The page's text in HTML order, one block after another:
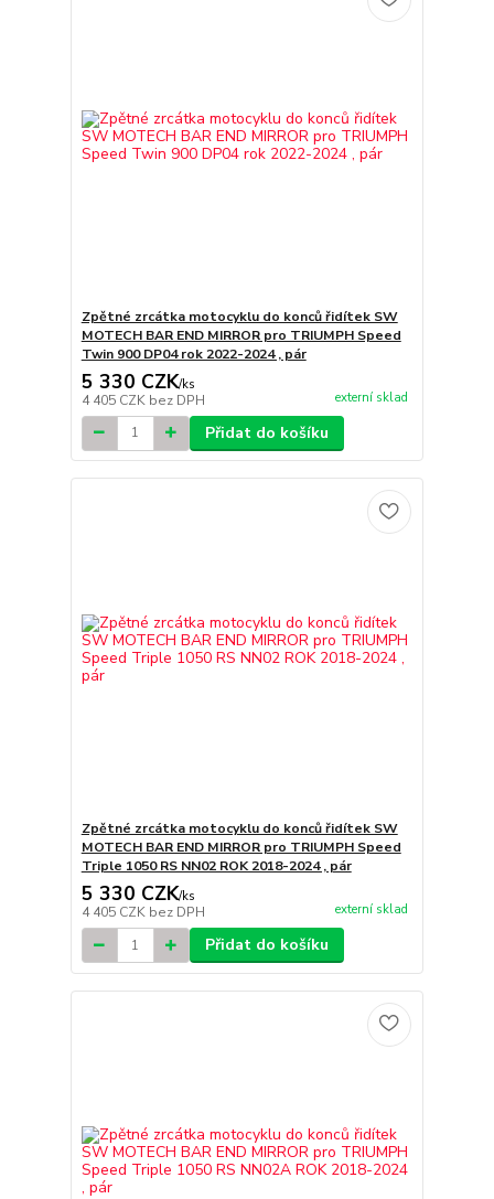
Zpětné zrcátka motocyklu do konců řidítek SW
MOTECH BAR END MIRROR pro TRIUMPH Speed
Twin 900 DP04 rok 2022-2024 , pár
5 330 CZK/ks
4 405 CZK bez DPH externí sklad
Přidat do košíku
Zpětné zrcátka motocyklu do konců řidítek SW
MOTECH BAR END MIRROR pro TRIUMPH Speed
Triple 1050 RS NN02 ROK 2018-2024 , pár
5 330 CZK/ks
4 405 CZK bez DPH externí sklad
Přidat do košíku